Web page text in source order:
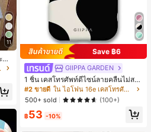
11
า
Tee
Save ฿6
GIIPPA GARDEN
1 ชิ้น เคสโทรศัพท์ดีไซน์ลายคลื่นไม่สม
มาตรสำหรับ Phone 17 Pro Max, เหม
าะสำหรับ Phone 16 Pro Max, 15 Pro
Max, 14 Pro Max, เคสโทรศัพท์สไตล์เ
กาหลีและน่าสนใจ, เข้ากันได้กับ 11/12/
13/14/15/16 Pro Max Plus, ดีไซน์หรู
#2 ขายดี
ใน ไอโฟน 16e เคสโทรศัพท์แฟชั่น
500+ sold
(100+)
฿53 -10%